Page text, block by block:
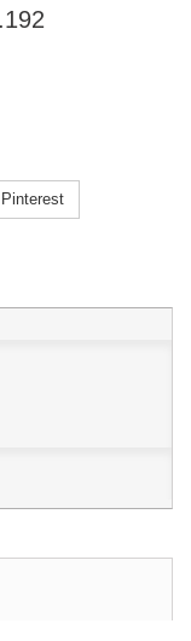
Pinterest